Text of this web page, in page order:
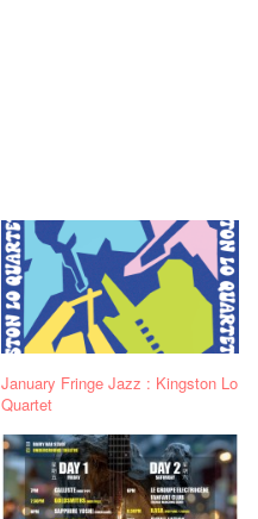
January Fringe Jazz : Kingston Lo
Quartet